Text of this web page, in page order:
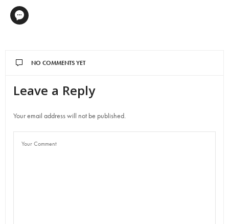
NO COMMENTS YET
Leave a Reply
Your email address will not be published.